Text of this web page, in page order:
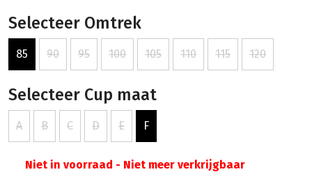
Selecteer Omtrek
85 90 95 100 105 110 115 120
Selecteer Cup maat
A B C D E F
Niet in voorraad - Niet meer verkrijgbaar